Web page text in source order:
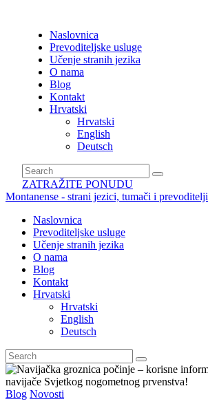
Naslovnica
Prevoditeljske usluge
Učenje stranih jezika
O nama
Blog
Kontakt
Hrvatski
Hrvatski
English
Deutsch
ZATRAŽITE PONUDU
Montanense - strani jezici, tumači i prevoditelji
Naslovnica
Prevoditeljske usluge
Učenje stranih jezika
O nama
Blog
Kontakt
Hrvatski
Hrvatski
English
Deutsch
Blog Novosti